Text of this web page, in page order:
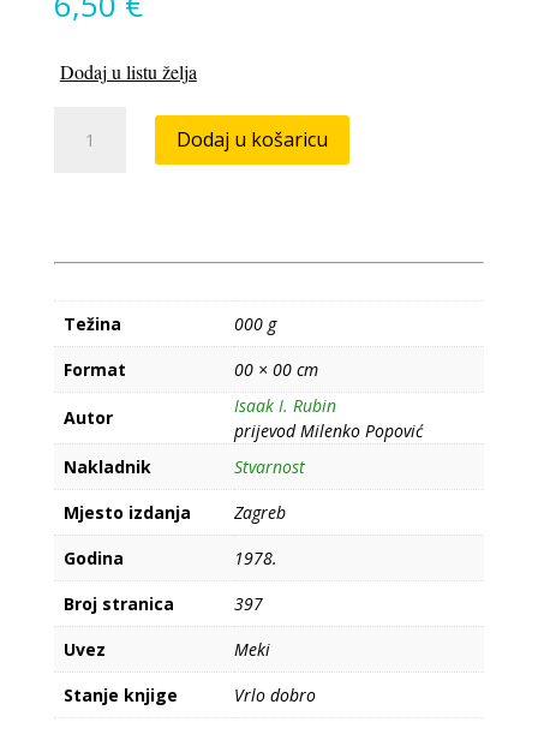
Dodaj u listu želja
i
kritičarima"
količina
Dodaj u košaricu
Težina
000 g
Format
00 × 00 cm
Autor
Isaak I. Rubin
prijevod Milenko Popović
Nakladnik
Stvarnost
Mjesto izdanja
Zagreb
Godina
1978.
Broj stranica
397
Uvez
Meki
Stanje knjige
Vrlo dobro